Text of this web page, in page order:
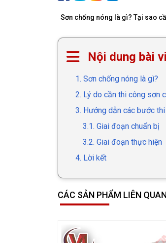
Sơn chống nóng là gì? Tại sao
Nội dung bài
1. Sơn chống nóng là gì?
2. Lý do cần thi công sơn
3. Hướng dẫn các bước
3.1. Giai đoạn chuẩn bị
3.2. Giai đoạn thực hiện
4. Lời kết
CÁC SẢN PHẨM LIÊN